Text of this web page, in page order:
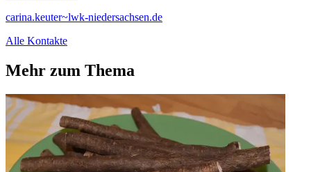
carina.keuter~lwk-niedersachsen.de
Alle Kontakte
Mehr zum Thema